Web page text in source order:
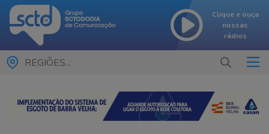
Clique e ouça
nossas
rádios
REGIÕES...